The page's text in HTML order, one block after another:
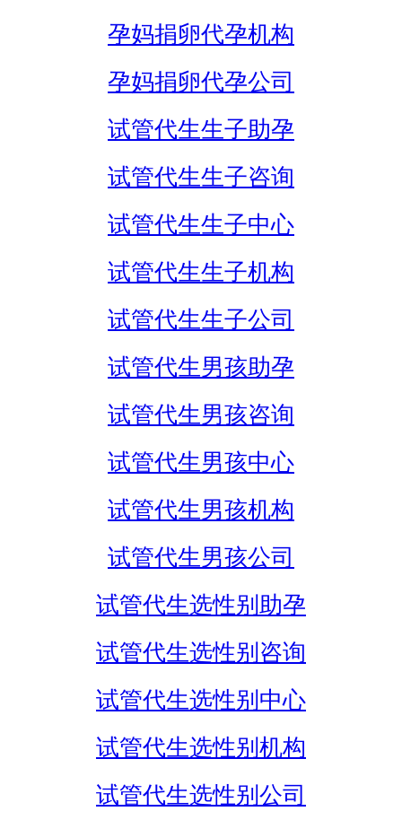
孕妈捐卵代孕机构
孕妈捐卵代孕公司
试管代生生子助孕
试管代生生子咨询
试管代生生子中心
试管代生生子机构
试管代生生子公司
试管代生男孩助孕
试管代生男孩咨询
试管代生男孩中心
试管代生男孩机构
试管代生男孩公司
试管代生选性别助孕
试管代生选性别咨询
试管代生选性别中心
试管代生选性别机构
试管代生选性别公司